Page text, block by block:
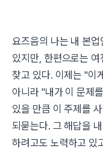
요즈음의 나는 내 본
있지만, 한편으로는
찾고 있다. 이제는 "이
아니라 "내가 이 문제
있을 만큼 이 주제를
되묻는다. 그 해답을
하려고도 노력하고 있